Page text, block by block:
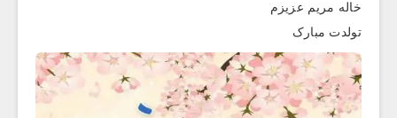
خاله مریم عزیزم
تولدت مبارک